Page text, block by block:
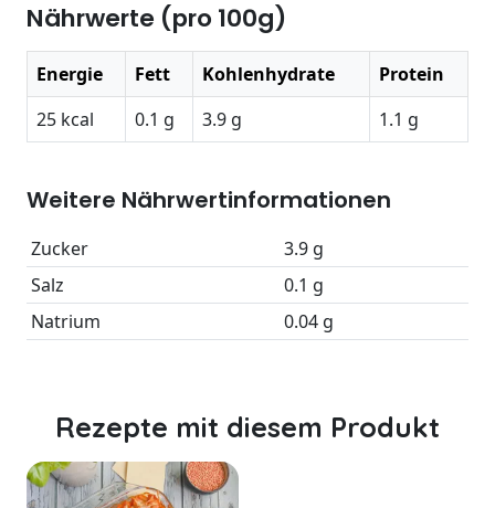
Nährwerte (pro 100g)
Energie Fett Kohlenhydrate
Protein
25 kcal
0.1 g 3.9 g 1.1 g
Weitere Nährwertinformationen
Zucker
3.9 g
Salz
0.1 g
Natrium
0.04 g
Rezepte mit diesem Produkt